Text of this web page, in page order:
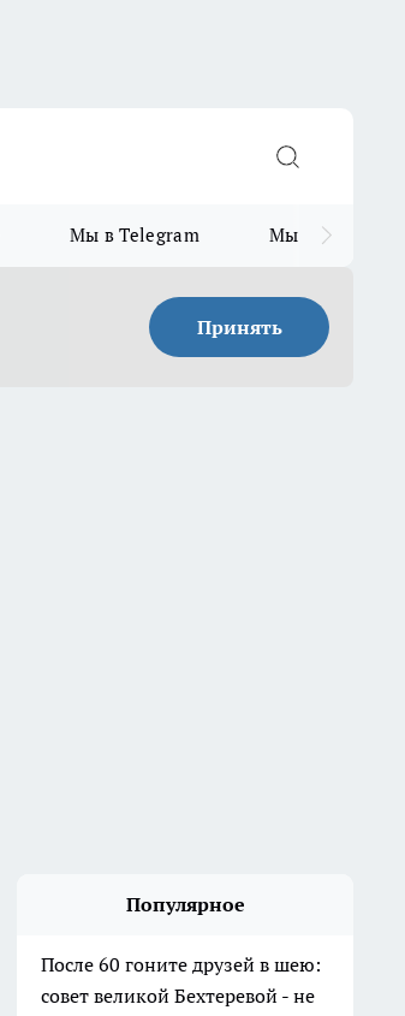
Мы в Telegram Мы в MAX
Принять
Популярное
После 60 гоните друзей в шею:
совет великой Бехтеревой - не